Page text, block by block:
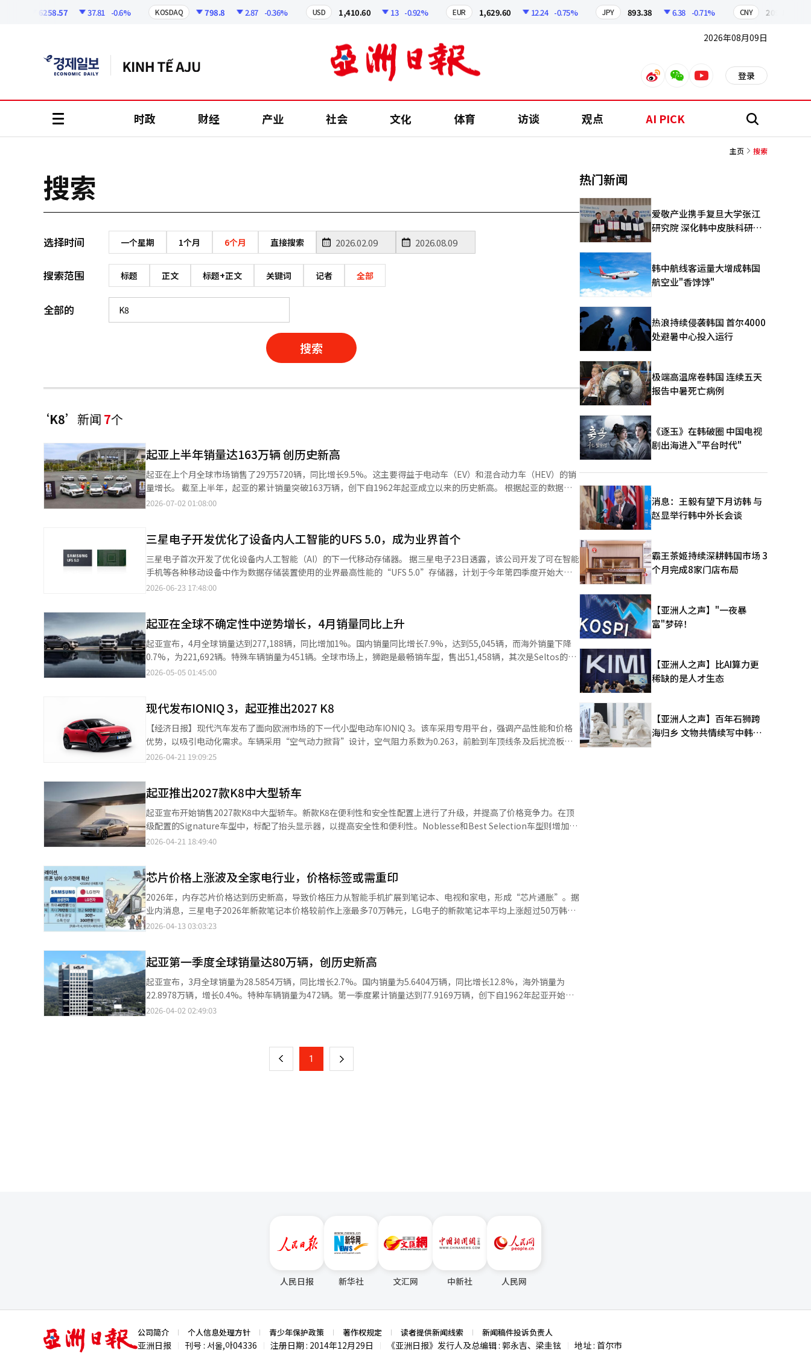
6258.57 37.81 -0.6% KOSDAQ 798.8 2.87 -0.36% USD 1,410.60 13 -0.92% EUR 1,629.60 12.24 -0.75% JPY 893.38 6.38 -0.71% CNY 209.17
2026年08月09日
weiboweixinyoutube 登录
时政 财经 产业 社会 文化 体育 访谈 观点 AI PICK 搜
主页 搜索
搜索
选择时间 一个星期 1个月 6个月 直接搜索
搜索范围 标题 正文 标题+正文 关键词 记者 全部
全部的
搜索
‘K8’ 新闻 7个
起亚上半年销量达163万辆 创历史新高
起亚在上个月全球市场销售了29万5720辆，同比增长9.5%。这主要得益于电动车（EV）和混合动力车（HEV）的销
量增长。 截至上半年，起亚的累计销量突破163万辆，创下自1962年起亚成立以来的历史新高。 根据起亚的数据显
示，6月份国内销量为5万4508辆，同比增长18.5%；海外销量为24万259辆，同比增长7.6%。特殊车辆销量为953
等车型共销售了1万2367辆。休闲车（RV）方面，索兰托、塞尔托斯（6685辆）、嘉华（6267辆）、斯포提奇
（6176辆）等车型共销售了3万7131辆。 商用车方面，BongoⅢ（2531辆）、PV5（2349辆）等共销售了5010辆。
在海外市场，斯포提奇以4万7882辆成为最畅销车型，塞尔托斯销售了2万8322辆，K4销售了2万2373辆。 特殊车辆
在国内销售了473辆，海外销售了480辆，总计953辆。 在2023年上半年，起亚在国内销售了29万5779辆，海外销售
了133万2473辆，特殊车辆2736辆，总销量达163万988辆，创下自1962年开始汽车销售以来的历史最高纪录。 这一
特殊车辆销量为2097辆。 电动车的销量在2023年1月至6月期间累计达7万2078辆，创下历史上半年的最高纪录。 这
一数字比2025年上半年之前的最高销量（2万8706辆）增长了151.1%，也超过了去年全年电动车销量（6万820
辆）。 按车型来看，EV3以1万8431辆成为销量最高的车型，EV5销售了1万5965辆，PV5销售了1万5000辆。 起亚
相关人士表示：“得益于国内外电动车和混合动力车型的良好销售，我们实现了历史上半年的最高销量。”并表
示：“下半年将继续通过电动车全系列和SUV混合动力车型的区域定制策略，进一步扩大销售。”※ 本报道经人工智
2026-07-02 01:08:00
三星电子开发优化了设备内人工智能的UFS 5.0，成为业界首个
三星电子首次开发了优化设备内人工智能（AI）的下一代移动存储器。 据三星电子23日透露，该公司开发了可在智能
手机等各种移动设备中作为数据存储装置使用的业界最高性能的“UFS 5.0”存储器，计划于今年第四季度开始大规
模生产。 UFS是一种高性能的内置闪存，不仅作为数据存储装置，还能快速将AI模型和大容量数据传送至RAM，以帮
V NAND（V9）开发，具备业界最高的每秒10.8吉比特（GB/s）数据传输带宽，速度比现有的UFS 4.1提高了约两
倍。这意味着可以更快地存储和处理超过4K、8K等高清电影的大容量数据。 电力效率也得到了显著提升。UFS 5.0采
用了阻断未使用电路的“时钟门控”和为每个电路应用最佳电压的“多电压技术”，使得电力效率比前作提高了40%
以上。在传输相同数据量时，显著降低了能耗，从而延长了移动设备的电池使用时间。 产品尺寸也有所缩小。三星电
子实现了宽7.5毫米，长13毫米，高0.9毫米的封装，面积比前作缩小约16.7%。这提高了智能手机、智能手表、AI可
际半导体标准组织（JEDEC）最新的内置闪存标准UFS 5.0接口。 三星电子存储事业部产品规划团队长最长石表
示：“在设备内AI时代，存储装置不仅是简单的数据存储空间，更是决定AI体验的核心要素。三星电子通过首次完成
UFS 5.0的开发，将为下一代移动存储设定新的标准，并继续引领AI移动创新。”
2026-06-23 17:48:00
起亚在全球不确定性中逆势增长，4月销量同比上升
起亚宣布，4月全球销量达到277,188辆，同比增加1%。国内销量同比增长7.9%，达到55,045辆，而海外销量下降
0.7%，为221,692辆。特殊车辆销量为451辆。全球市场上，狮跑是最畅销车型，售出51,458辆，其次是Seltos的
28,377辆和索兰托的22,843辆。在韩国，索兰托是最畅销车型，售出12,078辆。乘用车中，Ray售出4,877辆，K5售
辆，K4售出18,654辆。特殊车辆在国内售出63辆，海外售出388辆，总计451辆。起亚发言人表示：“尽管中东地区
地缘政治风险影响了部分销售，但除中东外的海外市场和国内市场表现良好，推动了销售增长。未来，我们将继续以
电动车和混合动力SUV等环保车型为主，保持销售势头。”※ 本报道经人工智能（AI）系统翻译与编辑。
2026-05-05 01:45:00
现代发布IONIQ 3，起亚推出2027 K8
【经济日报】现代汽车发布了面向欧洲市场的下一代小型电动车IONIQ 3。该车采用专用平台，强调产品性能和价格
优势，以吸引电动化需求。车辆采用“空气动力掀背”设计，空气阻力系数为0.263，前脸到车顶线条及后扰流板的
轮廓提升了效率和设计感。内饰采用“家具空间”概念，长轴距和平坦地板结构提供了宽敞的内部空间。基于E-GMP
Charge、V2L功能，以及高速公路驾驶辅助2（HDA2）、远程智能泊车辅助（RSPA）等最新ADAS。现代计划通过
IONIQ 3提升在欧洲小型电动车市场的竞争力，并扩大电动化产品线。◆ 起亚推出2027 K8，增强便利与安全性起亚
开始销售中大型轿车K8的年度改款车型“2027 K8”。主要便利和安全配置成为标配，提高了价格竞争力。顶级配置
Signature标配抬头显示器（HUD），减少驾驶中视线分散。Noblesse配置标配高速公路驾驶辅助2（HDA2）、基
于导航的智能巡航控制、后排乘客提醒等，Best Selection配置则增加了盲点和后方交叉碰撞预防辅助、安全下车辅
计划通过会员积分、消费税补偿、低息贷款等购车计划降低初期负担。K8基于5米级车身，提供了良好的空间利用。
特别是混合动力车型，综合油耗为18.1公里/升，保持了实用性。去年混合动力车型占总销量的60%以上。起亚通过
此次改款提升产品竞争力，继续保持混合动力需求，并在中大型轿车市场中保持竞争力。◆ 沃尔沃汽车韩国参与“地
球日”熄灯活动沃尔沃汽车韩国在第56个“地球日”期间，在全国所有展厅和服务中心开展熄灯活动。地球日是每年
4月22日的国际环保纪念日，旨在提高对环境污染和资源浪费的警觉，并鼓励可持续发展的实践。沃尔沃汽车韩国的
时间将比官方规定的10分钟更长，达到1小时，以最大限度减少能源消耗。※ 本报道经人工智能（AI）系统翻译与编
辑。
2026-04-21 19:09:25
起亚推出2027款K8中大型轿车
起亚宣布开始销售2027款K8中大型轿车。新款K8在便利性和安全性配置上进行了升级，并提高了价格竞争力。在顶
级配置的Signature车型中，标配了抬头显示器，以提高安全性和便利性。Noblesse和Best Selection车型则增加了
多种高级驾驶辅助系统（ADAS），提供更安全便捷的驾驶体验。高速公路驾驶辅助2、基于导航的智能巡航控制和后
驶稳定性。混合动力车型实现了同级最佳的18.1公里/升油耗（17英寸轮胎，综合标准）。起亚推出了智能车主购车
计划，5月31日前签约并在6月内交车的客户将获得30万起亚会员积分。由于个别消费税优惠将在6月底结束，未能在
6月内交车的客户将获得70万韩元的补偿。此外，提供最低2.9%的利率，并在分期付款结束后再购新车时，保证二手
车残值最高达70%。起亚相关人士表示：“2027款K8作为起亚的标志性轿车，进一步增强了客户能够实际感受到的
高端价值。”
2026-04-21 18:49:40
芯片价格上涨波及全家电行业，价格标签或需重印
2026年，内存芯片价格达到历史新高，导致价格压力从智能手机扩展到笔记本、电视和家电，形成“芯片通胀”。据
业内消息，三星电子2026年新款笔记本价格较前作上涨最多70万韩元，LG电子的新款笔记本平均上涨超过50万韩
元。全球PC和笔记本制造商如戴尔、惠普、联想等计划在2026年中期后将笔记本和台式机出厂价提高15%至30%。
大。智能手机已经是价格上涨的“先行者”。三星电子的Galaxy S26系列中，1TB超大容量型号较前作上涨超过40万
韩元，出厂价定为254万韩元。这种“芯片通胀”迅速蔓延至电视和家电。内存、微控制器、面板和传感器价格齐
涨，IT和家电企业的整体部件成本可能上涨50%以上。LG电子等公司正在正式考虑在2026年第一和第二季度提高部
分家电和电视产品的价格。尤其在电视市场，芯片通胀与价格策略交织，导致两家公司的策略不同。三星电子在推出
2026年款电视时，尽管面临内存等部件价格上涨的成本压力，但其高端8K和AI电视系列基本保持价格不变或小幅上
（TCL、海信）的攻势。然而，尽管有这些促销和价格调整，电视内外的半导体、传感器、内存和面板价格上涨，业
内预计2027年后“持续降价将变得困难，某个时点价格可能再次上调”。一位业内人士表示，“AI服务器和数据中心
2026-04-13 03:03:23
起亚第一季度全球销量达80万辆，创历史新高
起亚宣布，3月全球销量为28.5854万辆，同比增长2.7%。国内销量为5.6404万辆，同比增长12.8%，海外销量为
22.8978万辆，增长0.4%。特种车辆销量为472辆。第一季度累计销量达到77.9169万辆，创下自1962年起亚开始销
售汽车以来的季度最高纪录。此前的最高纪录为去年第一季度的77.2648万辆。全球最畅销车型为“狮跑”，电动车
2,252辆。休闲车销量为3.7396万辆，包括索兰托、狮跑5,540辆、嘉年华5,407辆、赛图斯4,983辆。商用车销量为
6,103辆。电动车3月销量为1.6187万辆，第一季度累计销量为3.4303万辆，创下季度最高纪录。此前最高纪录为去年
第三季度的2.0466万辆。EV3销量最高，为8,674辆，其次是PV5 8,086辆，EV5 6,884辆。欧洲销量也创历史新高海
2026-04-02 02:49:03
上 1 下
热门新闻
爱敬产业携手复旦大学张江
研究院 深化韩中皮肤科研合
韩中航线客运量大增成韩国
航空业"香饽饽"
热浪持续侵袭韩国 首尔4000
处避暑中心投入运行
极端高温席卷韩国 连续五天
报告中暑死亡病例
《逐玉》在韩破圈 中国电视
剧出海进入"平台时代"
消息：王毅有望下月访韩 与
赵显举行韩中外长会谈
霸王茶姬持续深耕韩国市场 3
个月完成8家门店布局
【亚洲人之声】"一夜暴
富"梦碎！
【亚洲人之声】比AI算力更
稀缺的是人才生态
【亚洲人之声】百年石狮跨
海归乡 文物共情续写中韩人
人民日报 新华社 文汇网 中新社 人民网
亚
洲
日
公司简介 个人信息处理方针 青少年保护政策 著作权规定 读者提供新闻线索 新闻稿件投诉负责人
亚洲日报 刊号 : 서울,아04336 注册日期 : 2014年12月29日 《亚洲日报》发行人及总编辑 : 郭永吉、梁圭铉 地址 : 首尔市